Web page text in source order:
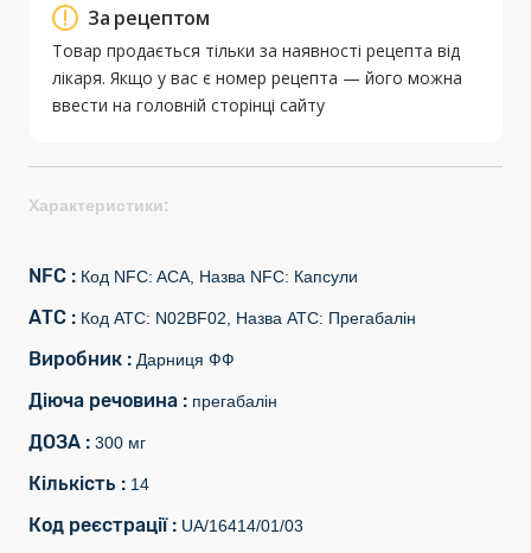
За рецептом
Товар продається тільки за наявності рецепта від
лікаря. Якщо у вас є номер рецепта — його можна
ввести на головній сторінці сайту
Характеристики:
NFC : Код NFC: ACA, Назва NFC: Капсули
АТС : Код АТС: N02BF02, Назва АТС: Прегабалін
Виробник : Дарниця ФФ
Діюча речовина : прегабалін
ДОЗА : 300 мг
Кількість : 14
Код реєстрації : UA/16414/01/03